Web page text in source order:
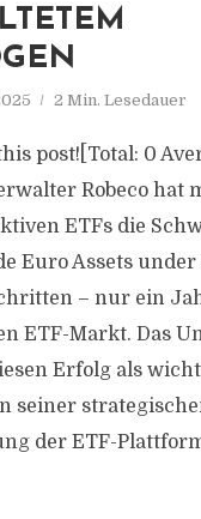
2 Min. Lesedauer
post![Total: 0
Robeco hat
ETFs die
Euro Assets
– nur ein
ETF-Markt. Das
Erfolg als
seiner
der ETF-